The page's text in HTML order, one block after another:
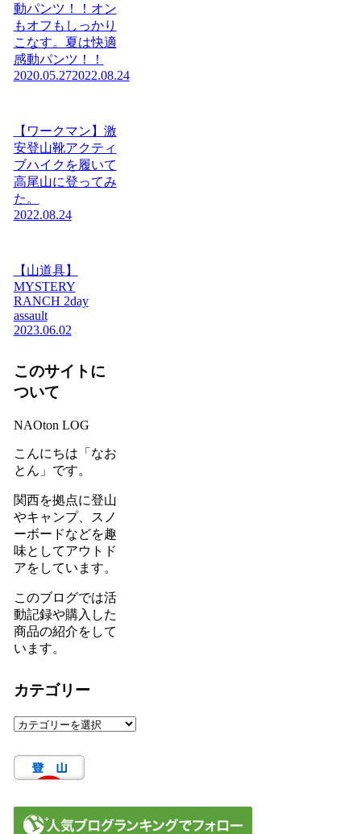
動パンツ！！オン
もオフもしっかり
こなす。夏は快適
感動パンツ！！
2020.05.272022.08.24
【ワークマン】激
安登山靴アクティ
ブハイクを履いて
高尾山に登ってみ
た。
2022.08.24
【山道具】
MYSTERY
RANCH 2day
assault
2023.06.02
このサイトに
ついて
NAOton LOG
こんにちは「なお
とん」です。
関西を拠点に登山
やキャンプ、スノ
ーボードなどを趣
味としてアウトド
アをしています。
このブログでは活
動記録や購入した
商品の紹介をして
います。
カテゴリー
カ
ゴ
リ